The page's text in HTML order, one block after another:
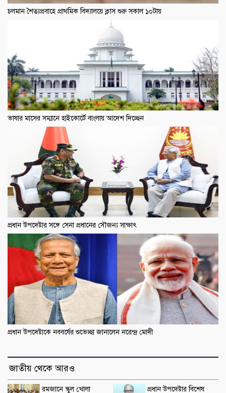
চলমান শৈত্যপ্রবাহে প্রাথমিক বিদ্যালয়ে ক্লাস শুরু সকাল ১০টায়
ভাষার মাসের সম্মানে হাইকোর্টে বাংলায় আদেশ দিচ্ছেন
প্রধান উপদেষ্টার সঙ্গে সেনা প্রধানের সৌজন্য সাক্ষাৎ
প্রধান উপদেষ্টাকে নববর্ষের শুভেচ্ছা জানালেন নরেন্দ্র মোদী
জাতীয় থেকে আরও
রমজানে স্কুল খোলা
প্রধান উপদেষ্টার বিশেষ